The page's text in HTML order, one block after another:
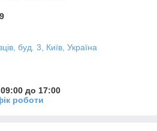
буд. 3, Київ, Україна
до 17:00
роботи